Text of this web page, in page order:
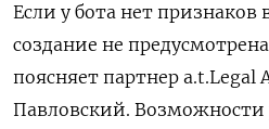
Если у бота нет признаков
создание не
поясняет партнер a.t.Legal
Павловский. Возможности